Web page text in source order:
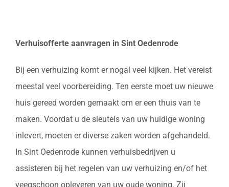
Verhuisofferte aanvragen in Sint Oedenrode
Bij een verhuizing komt er nogal veel kijken. Het vereist
meestal veel voorbereiding. Ten eerste moet uw nieuwe
huis gereed worden gemaakt om er een thuis van te
maken. Voordat u de sleutels van uw huidige woning
inlevert, moeten er diverse zaken worden afgehandeld.
In Sint Oedenrode kunnen verhuisbedrijven u
assisteren bij het regelen van uw verhuizing en/of het
veegschoon opleveren van uw oude woning. Zij